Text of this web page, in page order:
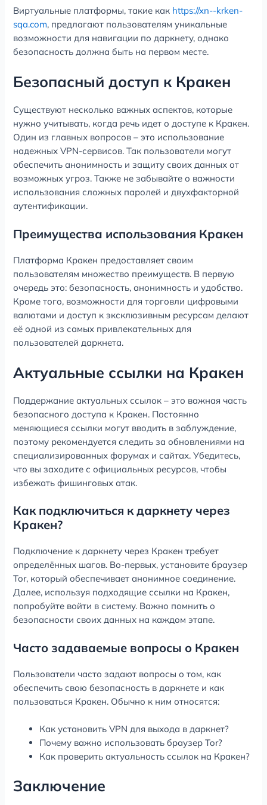
Виртуальные платформы, такие как https://xn--krken-
sqa.com, предлагают пользователям уникальные
возможности для навигации по даркнету, однако
безопасность должна быть на первом месте.
Безопасный доступ к Кракен
Существуют несколько важных аспектов, которые
нужно учитывать, когда речь идет о доступе к Кракен.
Один из главных вопросов – это использование
надежных VPN-сервисов. Так пользователи могут
обеспечить анонимность и защиту своих данных от
возможных угроз. Также не забывайте о важности
использования сложных паролей и двухфакторной
аутентификации.
Преимущества использования Кракен
Платформа Кракен предоставляет своим
пользователям множество преимуществ. В первую
очередь это: безопасность, анонимность и удобство.
Кроме того, возможности для торговли цифровыми
валютами и доступ к эксклюзивным ресурсам делают
её одной из самых привлекательных для
пользователей даркнета.
Актуальные ссылки на Кракен
Поддержание актуальных ссылок – это важная часть
безопасного доступа к Кракен. Постоянно
меняющиеся ссылки могут вводить в заблуждение,
поэтому рекомендуется следить за обновлениями на
специализированных форумах и сайтах. Убедитесь,
что вы заходите с официальных ресурсов, чтобы
избежать фишинговых атак.
Как подключиться к даркнету через
Кракен?
Подключение к даркнету через Кракен требует
определённых шагов. Во-первых, установите браузер
Tor, который обеспечивает анонимное соединение.
Далее, используя подходящие ссылки на Кракен,
попробуйте войти в систему. Важно помнить о
безопасности своих данных на каждом этапе.
Часто задаваемые вопросы о Кракен
Пользователи часто задают вопросы о том, как
обеспечить свою безопасность в даркнете и как
пользоваться Кракен. Обычно к ним относятся:
Как установить VPN для выхода в даркнет?
Почему важно использовать браузер Tor?
Как проверить актуальность ссылок на Кракен?
Заключение